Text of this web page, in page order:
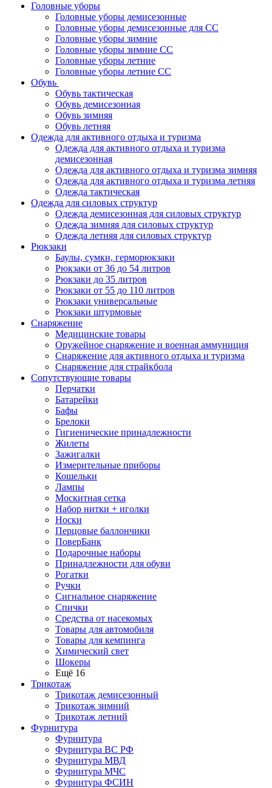
Головные уборы
Головные уборы демисезонные
Головные уборы демисезонные для СС
Головные уборы зимние
Головные уборы зимние СС
Головные уборы летние
Головные уборы летние СС
Обувь
Обувь тактическая
Обувь демисезонная
Обувь зимняя
Обувь летняя
Одежда для активного отдыха и туризма
Одежда для активного отдыха и туризма
демисезонная
Одежда для активного отдыха и туризма зимняя
Одежда для активного отдыха и туризма летняя
Одежда тактическая
Одежда для силовых структур
Одежда демисезонная для силовых структур
Одежда зимняя для силовых структур
Одежда летняя для силовых структур
Рюкзаки
Баулы, сумки, герморюкзаки
Рюкзаки от 36 до 54 литров
Рюкзаки до 35 литров
Рюкзаки от 55 до 110 литров
Рюкзаки универсальные
Рюкзаки штурмовые
Снаряжение
Медицинские товары
Оружейное снаряжение и военная аммуниция
Снаряжение для активного отдыха и туризма
Снаряжение для страйкбола
Сопутствующие товары
Перчатки
Батарейки
Бафы
Брелоки
Гигиенические принадлежности
Жилеты
Зажигалки
Измерительные приборы
Кошельки
Лампы
Москитная сетка
Набор нитки + иголки
Носки
Перцовые баллончики
ПоверБанк
Подарочные наборы
Принадлежности для обуви
Рогатки
Ручки
Сигнальное снаряжение
Спички
Средства от насекомых
Товары для автомобиля
Товары для кемпинга
Химический свет
Шокеры
Ещё 16
Трикотаж
Трикотаж демисезонный
Трикотаж зимний
Трикотаж летний
Фурнитура
Фурнитура
Фурнитура ВС РФ
Фурнитура МВД
Фурнитура МЧС
Фурнитура ФСИН